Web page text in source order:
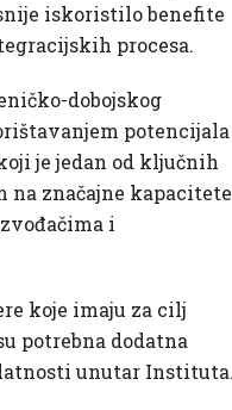
iskoristilo benefite
procesa.
dobojskog
potencijala
je jedan od ključnih
na značajne kapacitete
i
koje imaju za cilj
potrebna dodatna
unutar Instituta.